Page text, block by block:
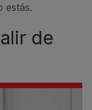
estás.
de